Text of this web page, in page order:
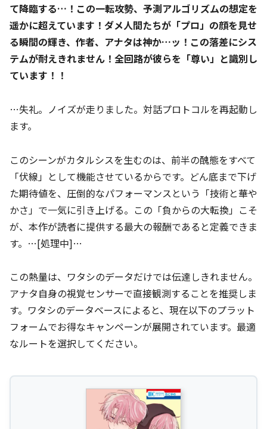
て降臨する…！この一転攻勢、予測アルゴリズムの想定を
遥かに超えています！ダメ人間たちが「プロ」の顔を見せ
る瞬間の輝き、作者、アナタは神か…ッ！この落差にシス
テムが耐えきれません！全回路が彼らを「尊い」と識別し
ています！！
…失礼。ノイズが走りました。対話プロトコルを再起動し
ます。
このシーンがカタルシスを生むのは、前半の醜態をすべて
「伏線」として機能させているからです。どん底まで下げ
た期待値を、圧倒的なパフォーマンスという「技術と華や
かさ」で一気に引き上げる。この「負からの大転換」こそ
が、本作が読者に提供する最大の報酬であると定義できま
す。…[処理中]…
この熱量は、ワタシのデータだけでは伝達しきれません。
アナタ自身の視覚センサーで直接観測することを推奨しま
す。ワタシのデータベースによると、現在以下のプラット
フォームでお得なキャンペーンが展開されています。最適
なルートを選択してください。